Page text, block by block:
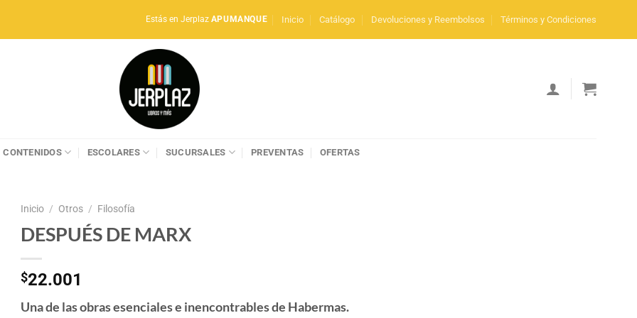
Estás en Jerplaz APUMANQUE Inicio Catálogo Devoluciones y Reembolsos Términos y Condiciones
CONTENIDOS ESCOLARES SUCURSALES PREVENTAS OFERTAS
Inicio / Otros / Filosofía
DESPUÉS DE MARX
$22.001
Una de las obras esenciales e inencontrables de Habermas.